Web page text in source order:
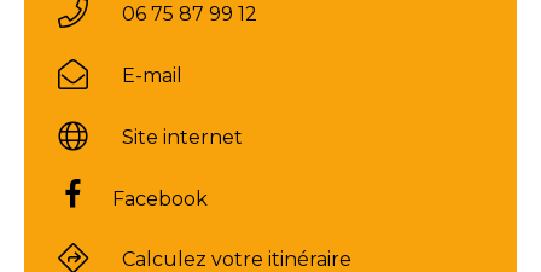
06 75 87 99 12
E-mail
Site internet
Facebook
Calculez votre itinéraire